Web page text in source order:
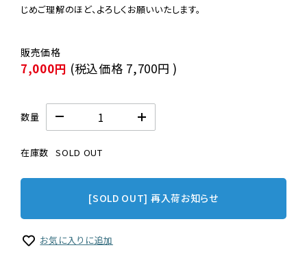
じめご理解のほど、よろしくお願いいたします。
7,000円 (税込価格 7,700円 )
数量
在庫数 SOLD OUT
[SOLD OUT] 再入荷お知らせ
お気に入りに追加